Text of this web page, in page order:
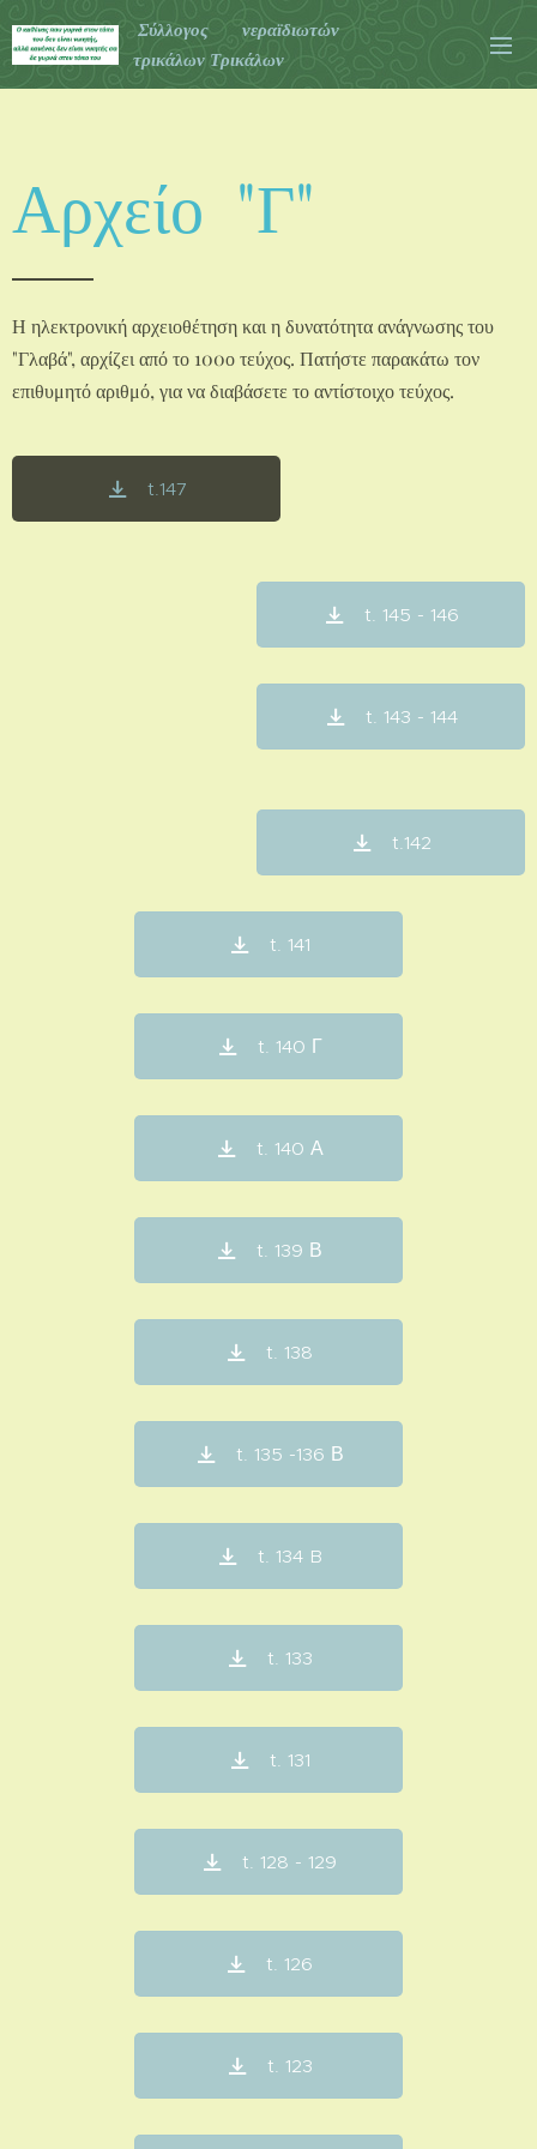
Σύλλογος νεραϊδιωτών
τρικάλων Τρικάλων
Αρχείο "Γ"
Η ηλεκτρονική αρχειοθέτηση και η δυνατότητα ανάγνωσης του
"Γλαβά", αρχίζει από το 100ο τεύχος. Πατήστε παρακάτω τον
επιθυμητό αριθμό, για να διαβάσετε το αντίστοιχο τεύχος.
t.147
t. 145 - 146
t. 143 - 144
t.142
t. 141
t. 140 Γ
t. 140 Α
t. 139 Β
t. 138
t. 135 -136 Β
t. 134 B
t. 133
t. 131
t. 128 - 129
t. 126
t. 123